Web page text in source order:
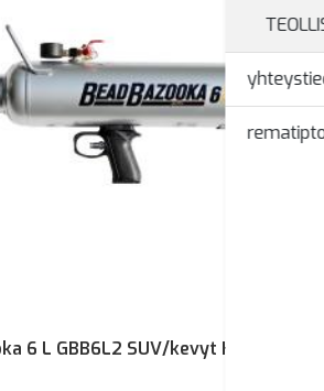
6 L GBB6L2 SUV/kevyt KA